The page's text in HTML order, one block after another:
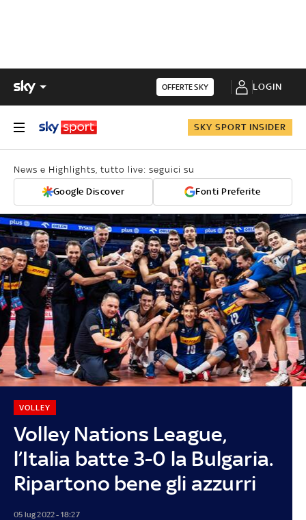
OFFERTE SKY LOGIN
SKY SPORT INSIDER
News e Highlights, tutto live: seguici su
Google Discover Fonti Preferite
Volley Nations League,
l’Italia batte 3-0 la Bulgaria.
Ripartono bene gli azzurri
VOLLEY
05 lug 2022 - 18:27